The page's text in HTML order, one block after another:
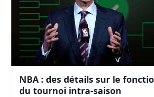
NBA : des détails sur le
du tournoi intra-saison